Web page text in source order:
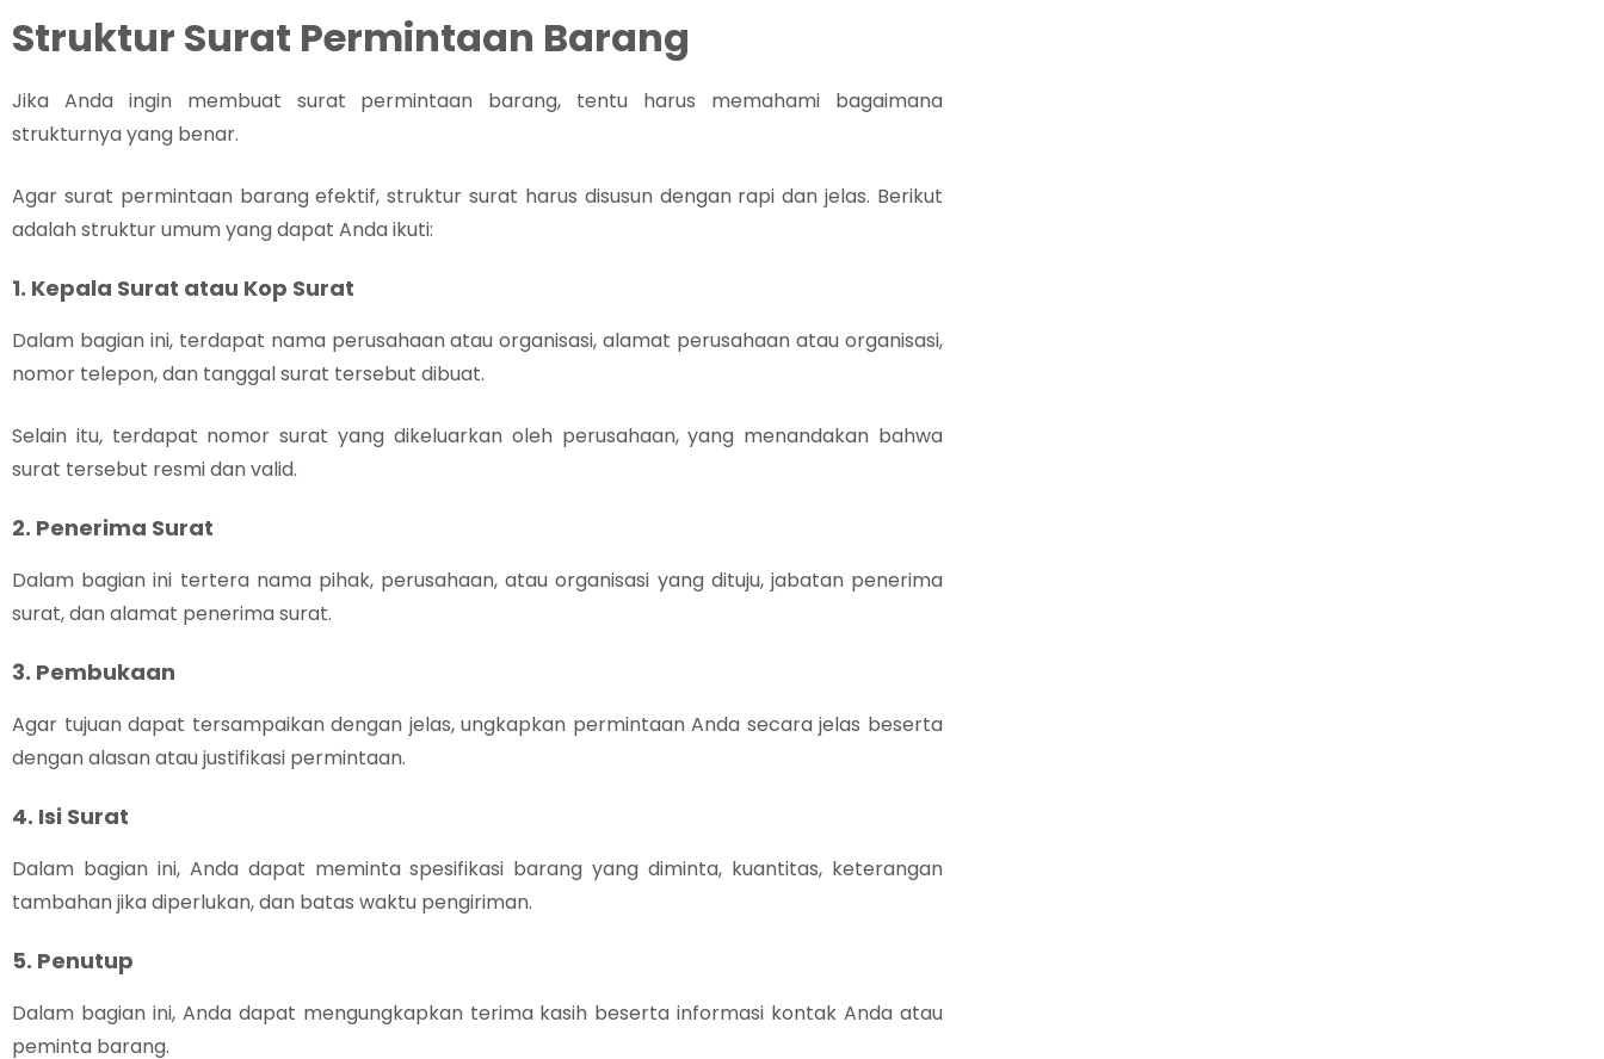
Struktur Surat Permintaan Barang
Jika Anda ingin membuat surat permintaan barang, tentu harus memahami bagaimana
strukturnya yang benar.
Agar surat permintaan barang efektif, struktur surat harus disusun dengan rapi dan jelas. Berikut
adalah struktur umum yang dapat Anda ikuti:
1. Kepala Surat atau Kop Surat
Dalam bagian ini, terdapat nama perusahaan atau organisasi, alamat perusahaan atau organisasi,
nomor telepon, dan tanggal surat tersebut dibuat.
Selain itu, terdapat nomor surat yang dikeluarkan oleh perusahaan, yang menandakan bahwa
surat tersebut resmi dan valid.
2. Penerima Surat
Dalam bagian ini tertera nama pihak, perusahaan, atau organisasi yang dituju, jabatan penerima
surat, dan alamat penerima surat.
3. Pembukaan
Agar tujuan dapat tersampaikan dengan jelas, ungkapkan permintaan Anda secara jelas beserta
dengan alasan atau justifikasi permintaan.
4. Isi Surat
Dalam bagian ini, Anda dapat meminta spesifikasi barang yang diminta, kuantitas, keterangan
tambahan jika diperlukan, dan batas waktu pengiriman.
5. Penutup
Dalam bagian ini, Anda dapat mengungkapkan terima kasih beserta informasi kontak Anda atau
peminta barang.